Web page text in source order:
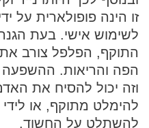
זו הינה פופולארית על
לשימוש אישי. בעת
התוקף, הפלפל צורב את
הפה והריאות. ההשפעה
וזה יכול להסיח את
להימלט מתוקף, או
להשתלט על החשוד.